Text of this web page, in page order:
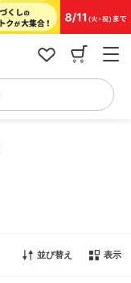
並び替え 表示